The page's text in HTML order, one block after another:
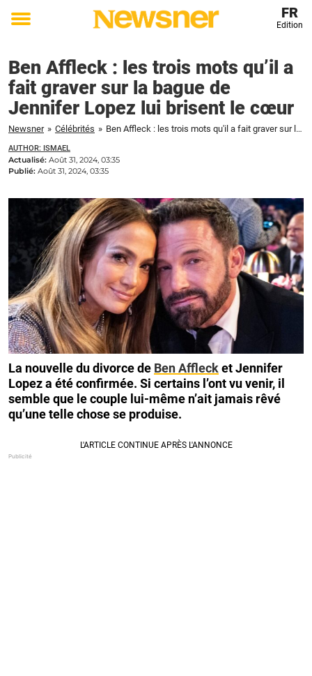
Toggle
FR
Edition
Ben Affleck : les trois mots qu’il a
fait graver sur la bague de
Jennifer Lopez lui brisent le cœur
Newsner » Célébrités » Ben Affleck : les trois mots qu'il a fait graver sur la bague de Jennifer Lopez lui brisent le cœur
AUTHOR: ISMAEL
Actualisé: Août 31, 2024, 03:35
Publié: Août 31, 2024, 03:35
La nouvelle du divorce de Ben Afflecket Jennifer
Lopez a été confirmée. Si certains l’ont vu venir, il
semble que le couple lui-même n’ait jamais rêvé
qu’une telle chose se produise.